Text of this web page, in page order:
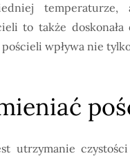
temperaturze,
to także
wpływa nie
utrzymanie